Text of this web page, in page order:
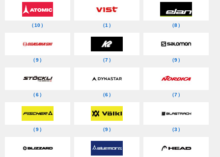
（10） （1） （8）
（9） （7） （9）
（6） （6） （7）
（9） （9） （3）